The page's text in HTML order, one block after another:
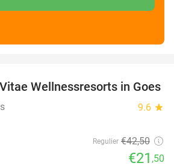
49%
Wellnessresorts in Goes
9.6 star
Regulier €42,50
€21 ,50